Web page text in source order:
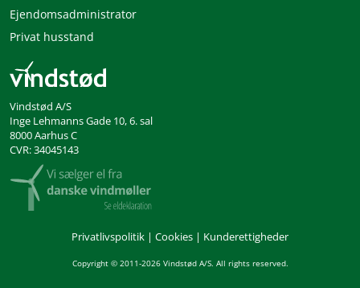
Ejendomsadministrator
Privat husstand
Vindstød A/S
Inge Lehmanns Gade 10, 6. sal
8000 Aarhus C
CVR: 34045143
Privatlivspolitik | Cookies | Kunderettigheder
Copyright © 2011-2026 Vindstød A/S. All rights reserved.